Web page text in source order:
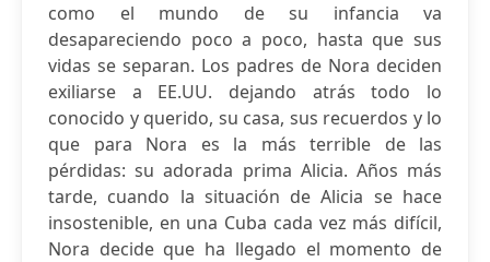
como el mundo de su infancia va
desapareciendo poco a poco, hasta que sus
vidas se separan. Los padres de Nora deciden
exiliarse a EE.UU. dejando atrás todo lo
conocido y querido, su casa, sus recuerdos y lo
que para Nora es la más terrible de las
pérdidas: su adorada prima Alicia. Años más
tarde, cuando la situación de Alicia se hace
insostenible, en una Cuba cada vez más difícil,
Nora decide que ha llegado el momento de